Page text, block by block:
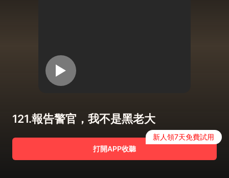
121.報告警官，我不是黑老大
打開APP收聽
新人領7天免費試用